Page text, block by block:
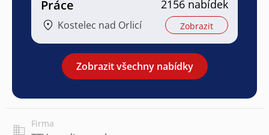
Práce
Kostelec nad Orlicí
2156 nabídek
Zobrazit
Zobrazit všechny nabídky
Firma